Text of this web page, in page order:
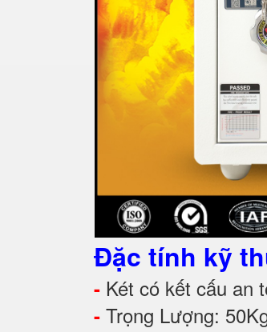
Đặc tính kỹ
- Két có kết cấu an
- Trọng Lượng: